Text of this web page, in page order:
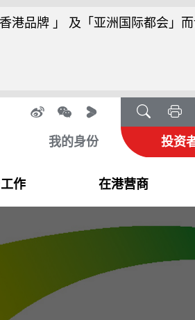
港品牌 」 及「亚洲国际都会」
我的身份 投资
作 在港营商